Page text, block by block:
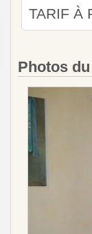
TARIF À
Photos